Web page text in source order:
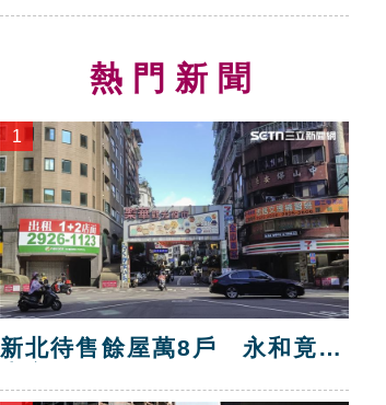
熱門新聞
1
新北待售餘屋萬8戶 永和竟只